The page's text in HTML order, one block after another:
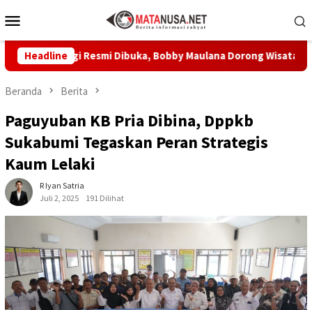
ke
Mobile
Headline
Resmi Dibuka, Bobby Maulana Dorong Wisata Budaya
Beranda Berita
Paguyuban KB Pria Dibina, Dppkb
Sukabumi Tegaskan Peran Strategis
Kaum Lelaki
R Iyan Satria
Juli 2, 2025
191 Dilihat